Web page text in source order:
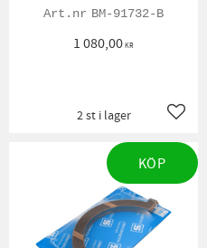
till i favoriter
BM-91732-B
1 080,00KR
2 st i lager
KÖP